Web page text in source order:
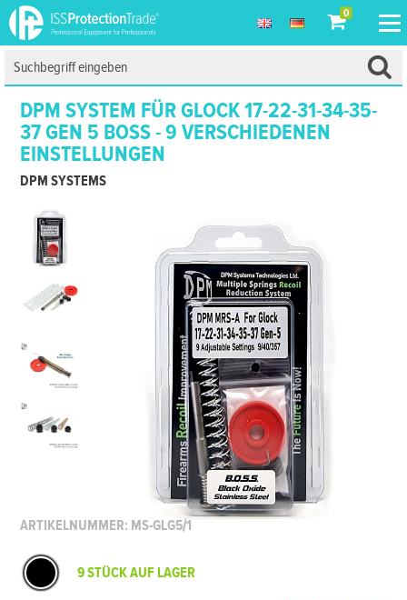
0
DPM SYSTEM FÜR GLOCK 17-22-31-34-35-
37 GEN 5 BOSS - 9 VERSCHIEDENEN
EINSTELLUNGEN
DPM SYSTEMS
ARTIKELNUMMER: MS-GLG5/1
9 STÜCK AUF LAGER